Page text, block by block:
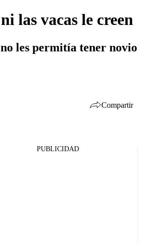
las vacas le creen
les permitía tener novio
Compartir
PUBLICIDAD